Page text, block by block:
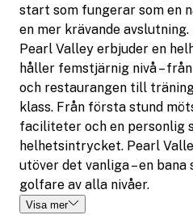
start som fungerar som en
en mer krävande avslutning.
Pearl Valley erbjuder en
håller femstjärnig nivå –
och restaurangen till
klass. Från första stund
faciliteter och en personlig
helhetsintrycket. Pearl
utöver det vanliga – en
golfare av alla nivåer.
Visa mer